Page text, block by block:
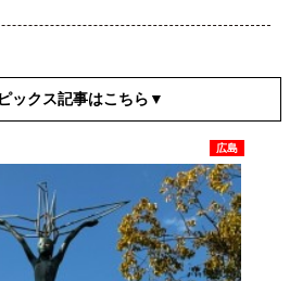
ックス記事はこちら▼
広島